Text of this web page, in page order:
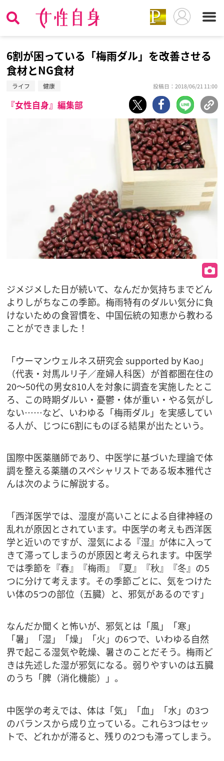
6割が困っている「梅雨ダル」を改善させる
食材とNG食材
ライフ 健康 投稿日：2018/06/21 11:00
『女性自身』編集部
ジメジメした日が続いて、なんだか気持ちまでどん
よりしがちなこの季節。梅雨特有のダルい気分に負
けないための食習慣を、中国伝統の知恵から教わる
ことができました！
「ウーマンウェルネス研究会 supported by Kao」
（代表・対馬ルリ子／産婦人科医）が首都圏在住の
20〜50代の男女810人を対象に調査を実施したとこ
ろ、この時期ダルい・憂鬱・体が重い・やる気がし
ない……など、いわゆる「梅雨ダル」を実感してい
る人が、じつに6割にものぼる結果が出たという。
国際中医薬膳師であり、中医学に基づいた理論で体
調を整える薬膳のスペシャリストである坂本雅代さ
んは次のように解説する。
「西洋医学では、湿度が高いことによる自律神経の
乱れが原因とされています。中医学の考えも西洋医
学と近いのですが、湿気による『湿』が体に入って
きて滞ってしまうのが原因と考えられます。中医学
では季節を『春』『梅雨』『夏』『秋』『冬』の5
つに分けて考えます。その季節ごとに、気をつけた
い体の5つの部位（五臓）と、邪気があるのです」
なんだか聞くと怖いが、邪気とは「風」「寒」
「暑」「湿」「燥」「火」の6つで、いわゆる自然
界で起こる湿気や乾燥、暑さのことだそう。梅雨ど
きは先述した湿が邪気になる。弱りやすいのは五臓
のうち「脾（消化機能）」。
中医学の考えでは、体は「気」「血」「水」の3つ
のバランスから成り立っている。これら3つはセッ
トで、どれかが滞ると、残りの2つも滞ってしまう。